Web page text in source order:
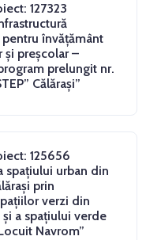
127323
învățământ
și preșcolar –
prelungit nr.
Călărași”
125656
spaţiului urban din
prin
verzi din
a spațiului verde
Navrom”